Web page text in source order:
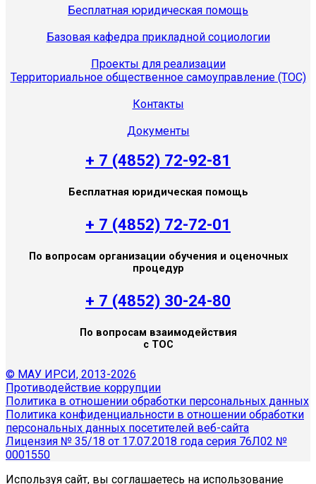
Бесплатная юридическая помощь
Базовая кафедра прикладной социологии
Проекты для реализации
Территориальное общественное самоуправление (ТОС)
Контакты
Документы
+ 7 (4852) 72-92-81
Бесплатная юридическая помощь
+ 7 (4852) 72-72-01
По вопросам организации обучения и оценочных
процедур
+ 7 (4852) 30-24-80
По вопросам взаимодействия
с ТОС
© МАУ ИРСИ, 2013-2026
Противодействие коррупции
Политика в отношении обработки персональных данных
Политика конфиденциальности в отношении обработки
персональных данных посетителей веб-сайта
Лицензия № 35/18 от 17.07.2018 года серия 76Л02 №
0001550
Используя сайт, вы соглашаетесь на использование